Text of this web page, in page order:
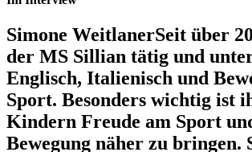
Simone WeitlanerSeit über
der MS Sillian tätig und
Englisch, Italienisch und
Sport. Besonders wichtig ist
Kindern Freude am Sport
Bewegung näher zu bringen.